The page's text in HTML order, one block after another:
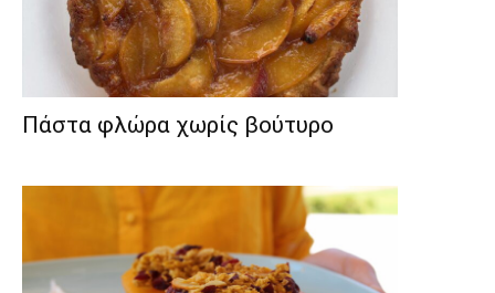
Πάστα φλώρα χωρίς βούτυρο